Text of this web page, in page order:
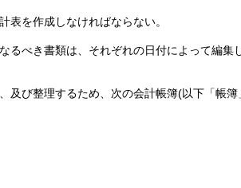
表を作成しなければならない。
るべき書類は、それぞれの日付によって編集
及び整理するため、次の会計帳簿(以下「帳簿